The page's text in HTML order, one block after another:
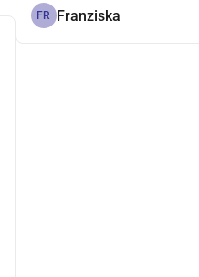
FR Franziska